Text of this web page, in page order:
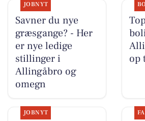
JOBNYT
Savner du nye
græsgange? - Her
er nye ledige
stillinger i
Allingåbro og
omegn
op
JOBNYT